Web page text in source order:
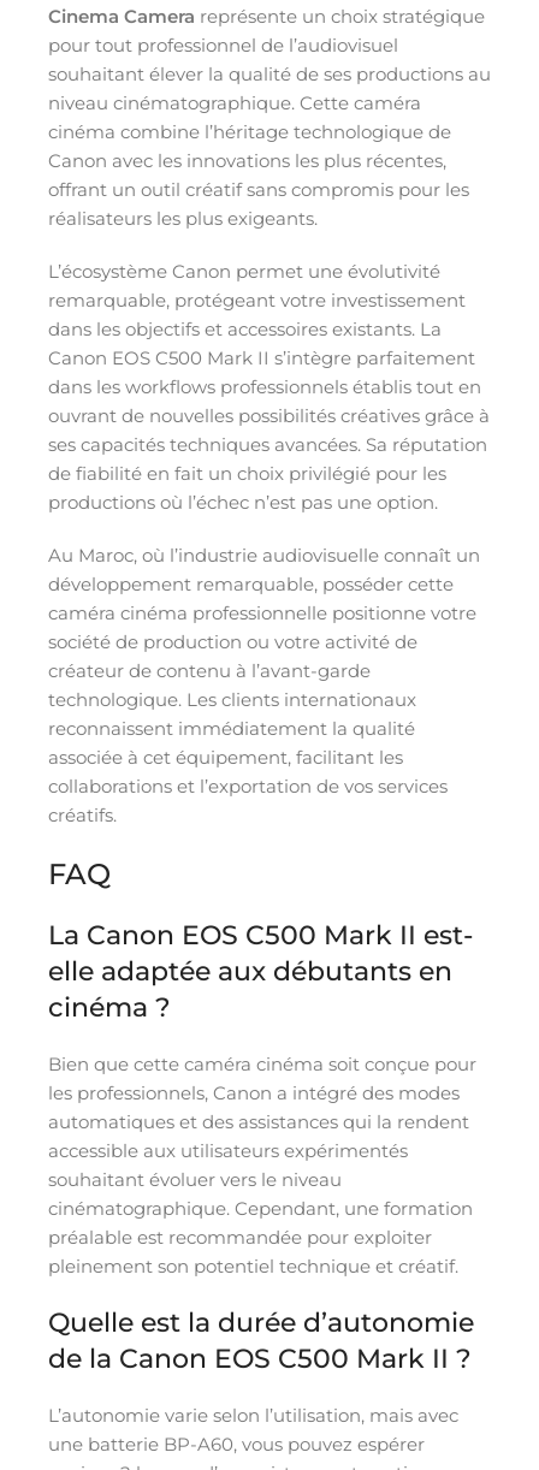
Cinema Camera représente un choix stratégique
pour tout professionnel de l’audiovisuel
souhaitant élever la qualité de ses productions au
niveau cinématographique. Cette caméra
cinéma combine l’héritage technologique de
Canon avec les innovations les plus récentes,
offrant un outil créatif sans compromis pour les
réalisateurs les plus exigeants.
L’écosystème Canon permet une évolutivité
remarquable, protégeant votre investissement
dans les objectifs et accessoires existants. La
Canon EOS C500 Mark II s’intègre parfaitement
dans les workflows professionnels établis tout en
ouvrant de nouvelles possibilités créatives grâce à
ses capacités techniques avancées. Sa réputation
de fiabilité en fait un choix privilégié pour les
productions où l’échec n’est pas une option.
Au Maroc, où l’industrie audiovisuelle connaît un
développement remarquable, posséder cette
caméra cinéma professionnelle positionne votre
société de production ou votre activité de
créateur de contenu à l’avant-garde
technologique. Les clients internationaux
reconnaissent immédiatement la qualité
associée à cet équipement, facilitant les
collaborations et l’exportation de vos services
créatifs.
FAQ
La Canon EOS C500 Mark II est-
elle adaptée aux débutants en
cinéma ?
Bien que cette caméra cinéma soit conçue pour
les professionnels, Canon a intégré des modes
automatiques et des assistances qui la rendent
accessible aux utilisateurs expérimentés
souhaitant évoluer vers le niveau
cinématographique. Cependant, une formation
préalable est recommandée pour exploiter
pleinement son potentiel technique et créatif.
Quelle est la durée d’autonomie
de la Canon EOS C500 Mark II ?
L’autonomie varie selon l’utilisation, mais avec
une batterie BP-A60, vous pouvez espérer